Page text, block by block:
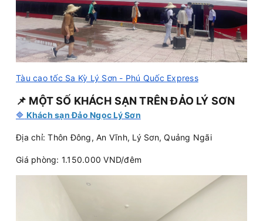
Tàu cao tốc Sa Kỳ Lý Sơn - Phú Quốc Express
📌 MỘT SỐ KHÁCH SẠN TRÊN ĐẢO LÝ SƠN
🔷 Khách sạn Đảo Ngọc Lý Sơn
Địa chỉ: Thôn Đông, An Vĩnh, Lý Sơn, Quảng Ngãi
Giá phòng: 1.150.000 VND/đêm